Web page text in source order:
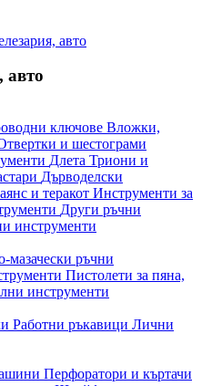
авто
авто
ключове Вложки,
и шестограми
Длета Триони и
Дърводелски
и теракот Инструменти за
Други ръчни
инструменти
мазачески ръчни
Пистолети за пяна,
инструменти
Работни ръкавици Лични
Перфоратори и къртачи